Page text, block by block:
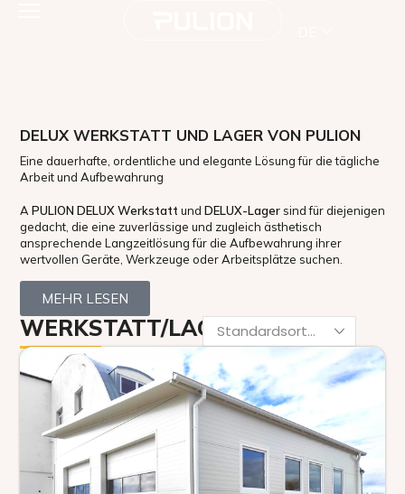
DELUX WERKSTATT UND LAGER VON PULION
Eine dauerhafte, ordentliche und elegante Lösung für die tägliche
Arbeit und Aufbewahrung
A PULION DELUX Werkstatt und DELUX-Lager sind für diejenigen
gedacht, die eine zuverlässige und zugleich ästhetisch
ansprechende Langzeitlösung für die Aufbewahrung ihrer
wertvollen Geräte, Werkzeuge oder Arbeitsplätze suchen.
MEHR LESEN
WERKSTATT/LAGER